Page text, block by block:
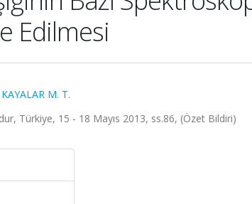
Edilmesi
KAYALAR M. T.
Türkiye, 15 - 18 Mayıs 2013, ss.86, (Özet Bildiri)